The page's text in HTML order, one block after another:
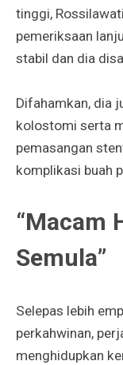
tinggi,
pemeriksaan
stabil dan dia
Difahamkan, dia
kolostomi serta
pemasangan
komplikasi buah
“Macam
Semula”
Selepas lebih
perkahwinan,
menghidupkan